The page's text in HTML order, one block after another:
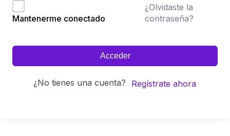
Mantenerme conectado
¿Olvidaste la
contraseña?
Acceder
¿No tienes una cuenta? Regístrate ahora